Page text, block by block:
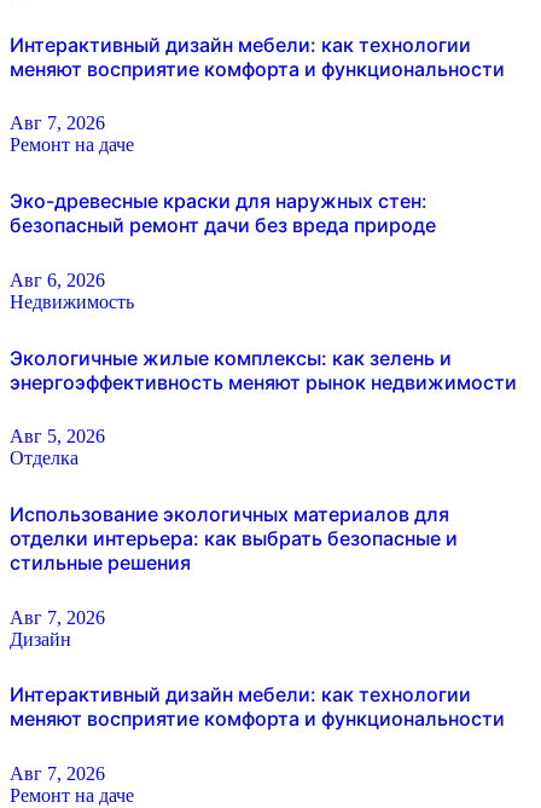
Интерактивный дизайн мебели: как технологии
меняют восприятие комфорта и функциональности
Авг 7, 2026
Ремонт на даче
Эко-древесные краски для наружных стен:
безопасный ремонт дачи без вреда природе
Авг 6, 2026
Недвижимость
Экологичные жилые комплексы: как зелень и
энергоэффективность меняют рынок недвижимости
Авг 5, 2026
Отделка
Использование экологичных материалов для
отделки интерьера: как выбрать безопасные и
стильные решения
Авг 7, 2026
Дизайн
Интерактивный дизайн мебели: как технологии
меняют восприятие комфорта и функциональности
Авг 7, 2026
Ремонт на даче